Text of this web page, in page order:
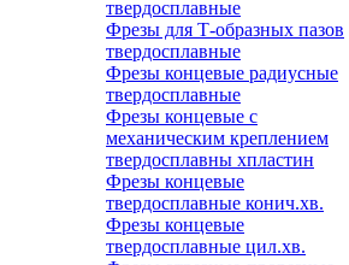
твердосплавные
Фрезы для Т-образных пазов
твердосплавные
Фрезы концевые радиусные
твердосплавные
Фрезы концевые с
механическим креплением
твердосплавны хпластин
Фрезы концевые
твердосплавные конич.хв.
Фрезы концевые
твердосплавные цил.хв.